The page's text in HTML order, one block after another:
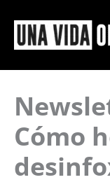
contenido
Cómo